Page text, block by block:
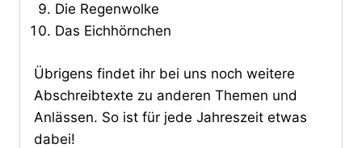
Die Regenwolke
Das Eichhörnchen
Übrigens findet ihr bei uns noch weitere
Abschreibtexte zu anderen Themen und
Anlässen. So ist für jede Jahreszeit etwas
dabei!